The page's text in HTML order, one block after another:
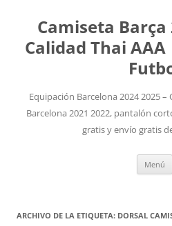
Camiseta Barça
Calidad Thai
Equipación Barcelona 2024 2025
Barcelona 2021 2022, pantalón
gratis y envío gratis
Menú
ARCHIVO DE LA ETIQUETA: DORSAL